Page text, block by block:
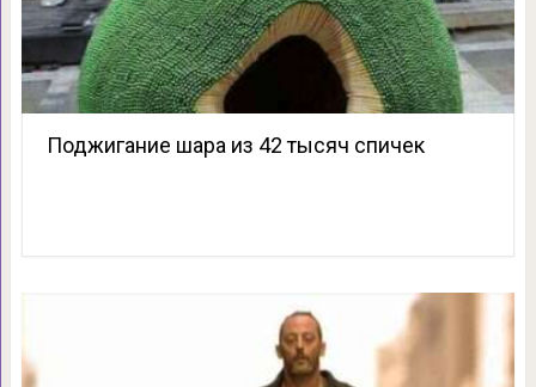
Поджигание шара из 42 тысяч спичек